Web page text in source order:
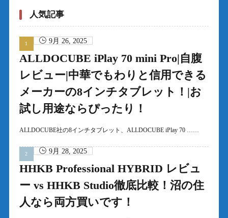
人気記事
9月 26, 2025
ALLDOCUBE iPlay 70 mini Pro|自腹
レビュー|中華でもわりと信用できる
メーカーの8インチタブレット！|お
試し用途ならぴったり！
ALLDOCUBE社の8インチタブレット、ALLDOCUBE iPlay 70 ……
9月 28, 2025
HHKB Professional HYBRID レビュ
ー vs HHKB Studio徹底比較！沼の住
人なら両方買いです！